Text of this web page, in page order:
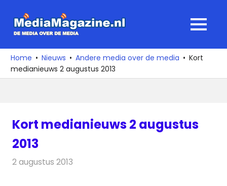
naar
media
over
de
MENU
Home Nieuws Andere media over de media
Kort
medianieuws 2 augustus 2013
Kort medianieuws 2 augustus
2013
2 augustus 2013